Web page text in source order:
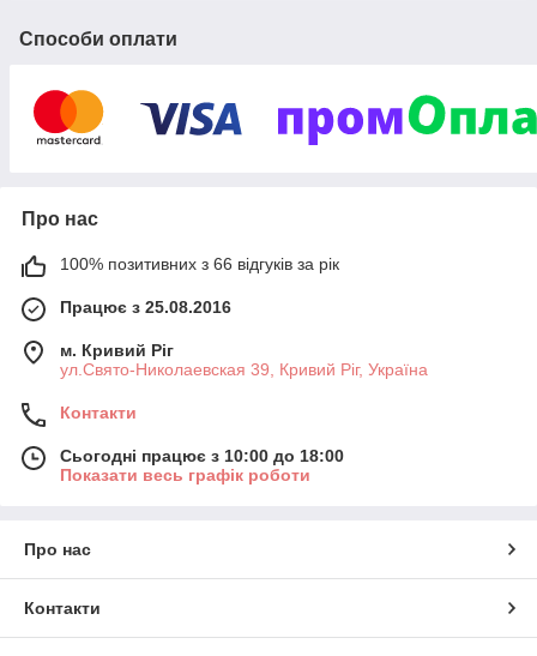
Способи оплати
Про нас
100% позитивних з 66 відгуків за рік
Працює з 25.08.2016
м. Кривий Ріг
ул.Свято-Николаевская 39, Кривий Ріг, Україна
Контакти
Сьогодні працює з 10:00 до 18:00
Показати весь графік роботи
Про нас
Контакти